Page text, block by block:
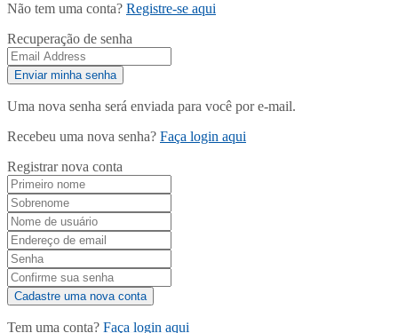
Não tem uma conta? Registre-se aqui
Recuperação de senha
Uma nova senha será enviada para você por e-mail.
Recebeu uma nova senha? Faça login aqui
Registrar nova conta
Tem uma conta? Faça login aqui